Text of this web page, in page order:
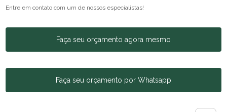
Entre em contato com um de nossos especialistas!
Faça seu orçamento agora mesmo
Faça seu orçamento por Whatsapp